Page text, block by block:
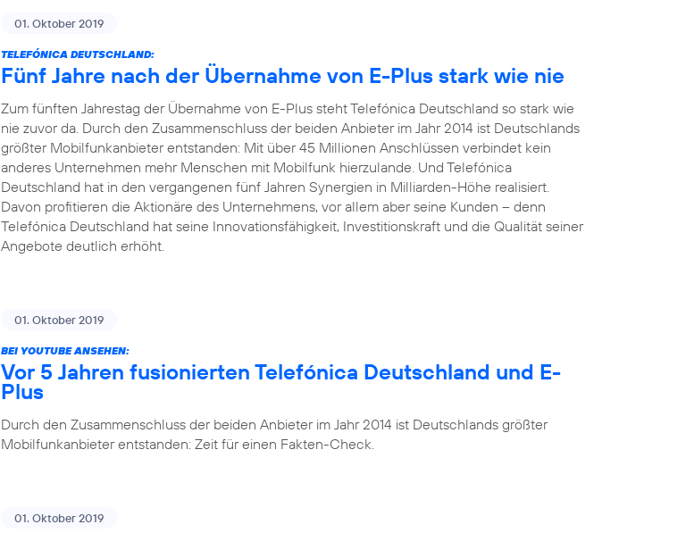
01. Oktober 2019
TELEFÓNICA DEUTSCHLAND:
Fünf Jahre nach der Übernahme von E-Plus stark wie nie
Zum fünften Jahrestag der Übernahme von E-Plus steht Telefónica Deutschland so stark wie
nie zuvor da. Durch den Zusammenschluss der beiden Anbieter im Jahr 2014 ist Deutschlands
größter Mobilfunkanbieter entstanden: Mit über 45 Millionen Anschlüssen verbindet kein
anderes Unternehmen mehr Menschen mit Mobilfunk hierzulande. Und Telefónica
Deutschland hat in den vergangenen fünf Jahren Synergien in Milliarden-Höhe realisiert.
Davon profitieren die Aktionäre des Unternehmens, vor allem aber seine Kunden – denn
Telefónica Deutschland hat seine Innovationsfähigkeit, Investitionskraft und die Qualität seiner
Angebote deutlich erhöht.
01. Oktober 2019
BEI YOUTUBE ANSEHEN:
Vor 5 Jahren fusionierten Telefónica Deutschland und E-
Plus
Durch den Zusammenschluss der beiden Anbieter im Jahr 2014 ist Deutschlands größter
Mobilfunkanbieter entstanden: Zeit für einen Fakten-Check.
01. Oktober 2019